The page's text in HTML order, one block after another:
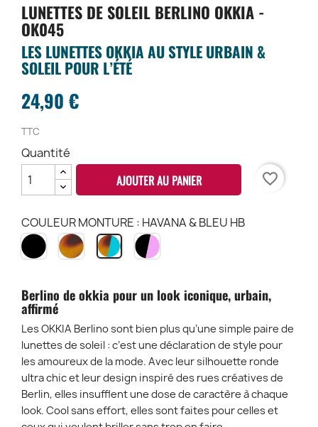
LUNETTES DE SOLEIL BERLINO OKKIA -
OK045
LES LUNETTES OKKIA AU STYLE URBAIN &
SOLEIL POUR L’ÉTÉ
24,90 €
TTC
Quantité
AJOUTER AU PANIER favorite_border
COULEUR MONTURE : HAVANA & BLEU HB
NOIR
BK
HAVANA
CH
HAVANA
&
BLACK
&
Berlino de okkia pour un look iconique, urbain,
affirmé
Les OKKIA Berlino sont bien plus qu’une simple paire de
lunettes de soleil : c’est une déclaration de style pour
les amoureux de la mode. Avec leur silhouette ronde
ultra chic et leur design inspiré des rues créatives de
Berlin, elles insufflent une dose de caractère à chaque
look. Cool sans effort, elles sont faites pour celles et